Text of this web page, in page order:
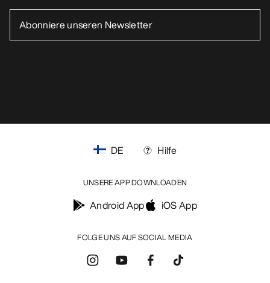
FOLGE UNS AUF SOCIAL MEDIA
DE Hilfe
UNSERE APP DOWNLOADEN
Android App iOS App